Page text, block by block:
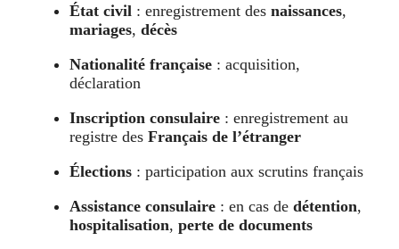
État civil : enregistrement des naissances,
mariages, décès
Nationalité française : acquisition,
déclaration
Inscription consulaire : enregistrement au
registre des Français de l’étranger
Élections : participation aux scrutins français
Assistance consulaire : en cas de détention,
hospitalisation, perte de documents